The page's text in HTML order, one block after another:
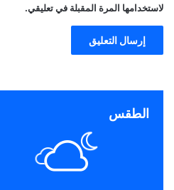
لاستخدامها المرة المقبلة في تعليقي.
الطقس